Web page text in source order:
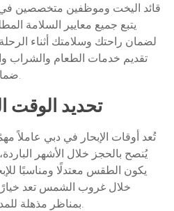
قائد اليخت وموظفين متخصصين في
يتبع جميع معايير السلامة
لضمان راحتك وسلامتك أثناء
تقديم خدمات الطعام والشراب
ضمان أن كل شيء يسير بسلاسة.
تحديد الوقت
تُعد أوقات الإبحار في دبي عاملاً
يُنصح بالحجز خلال الأشهر
يكون الطقس معتدلًا ومناسبًا
خلال غروب الشمس تعد خيارًا
بمناظر مذهلة للمدينة مع ألوان السماء المتغيرة.